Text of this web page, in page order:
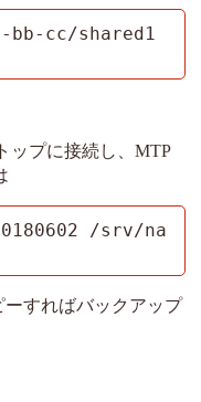
cc/shared1
ップに接続し、MTP
/srv/na
すればバックアップ